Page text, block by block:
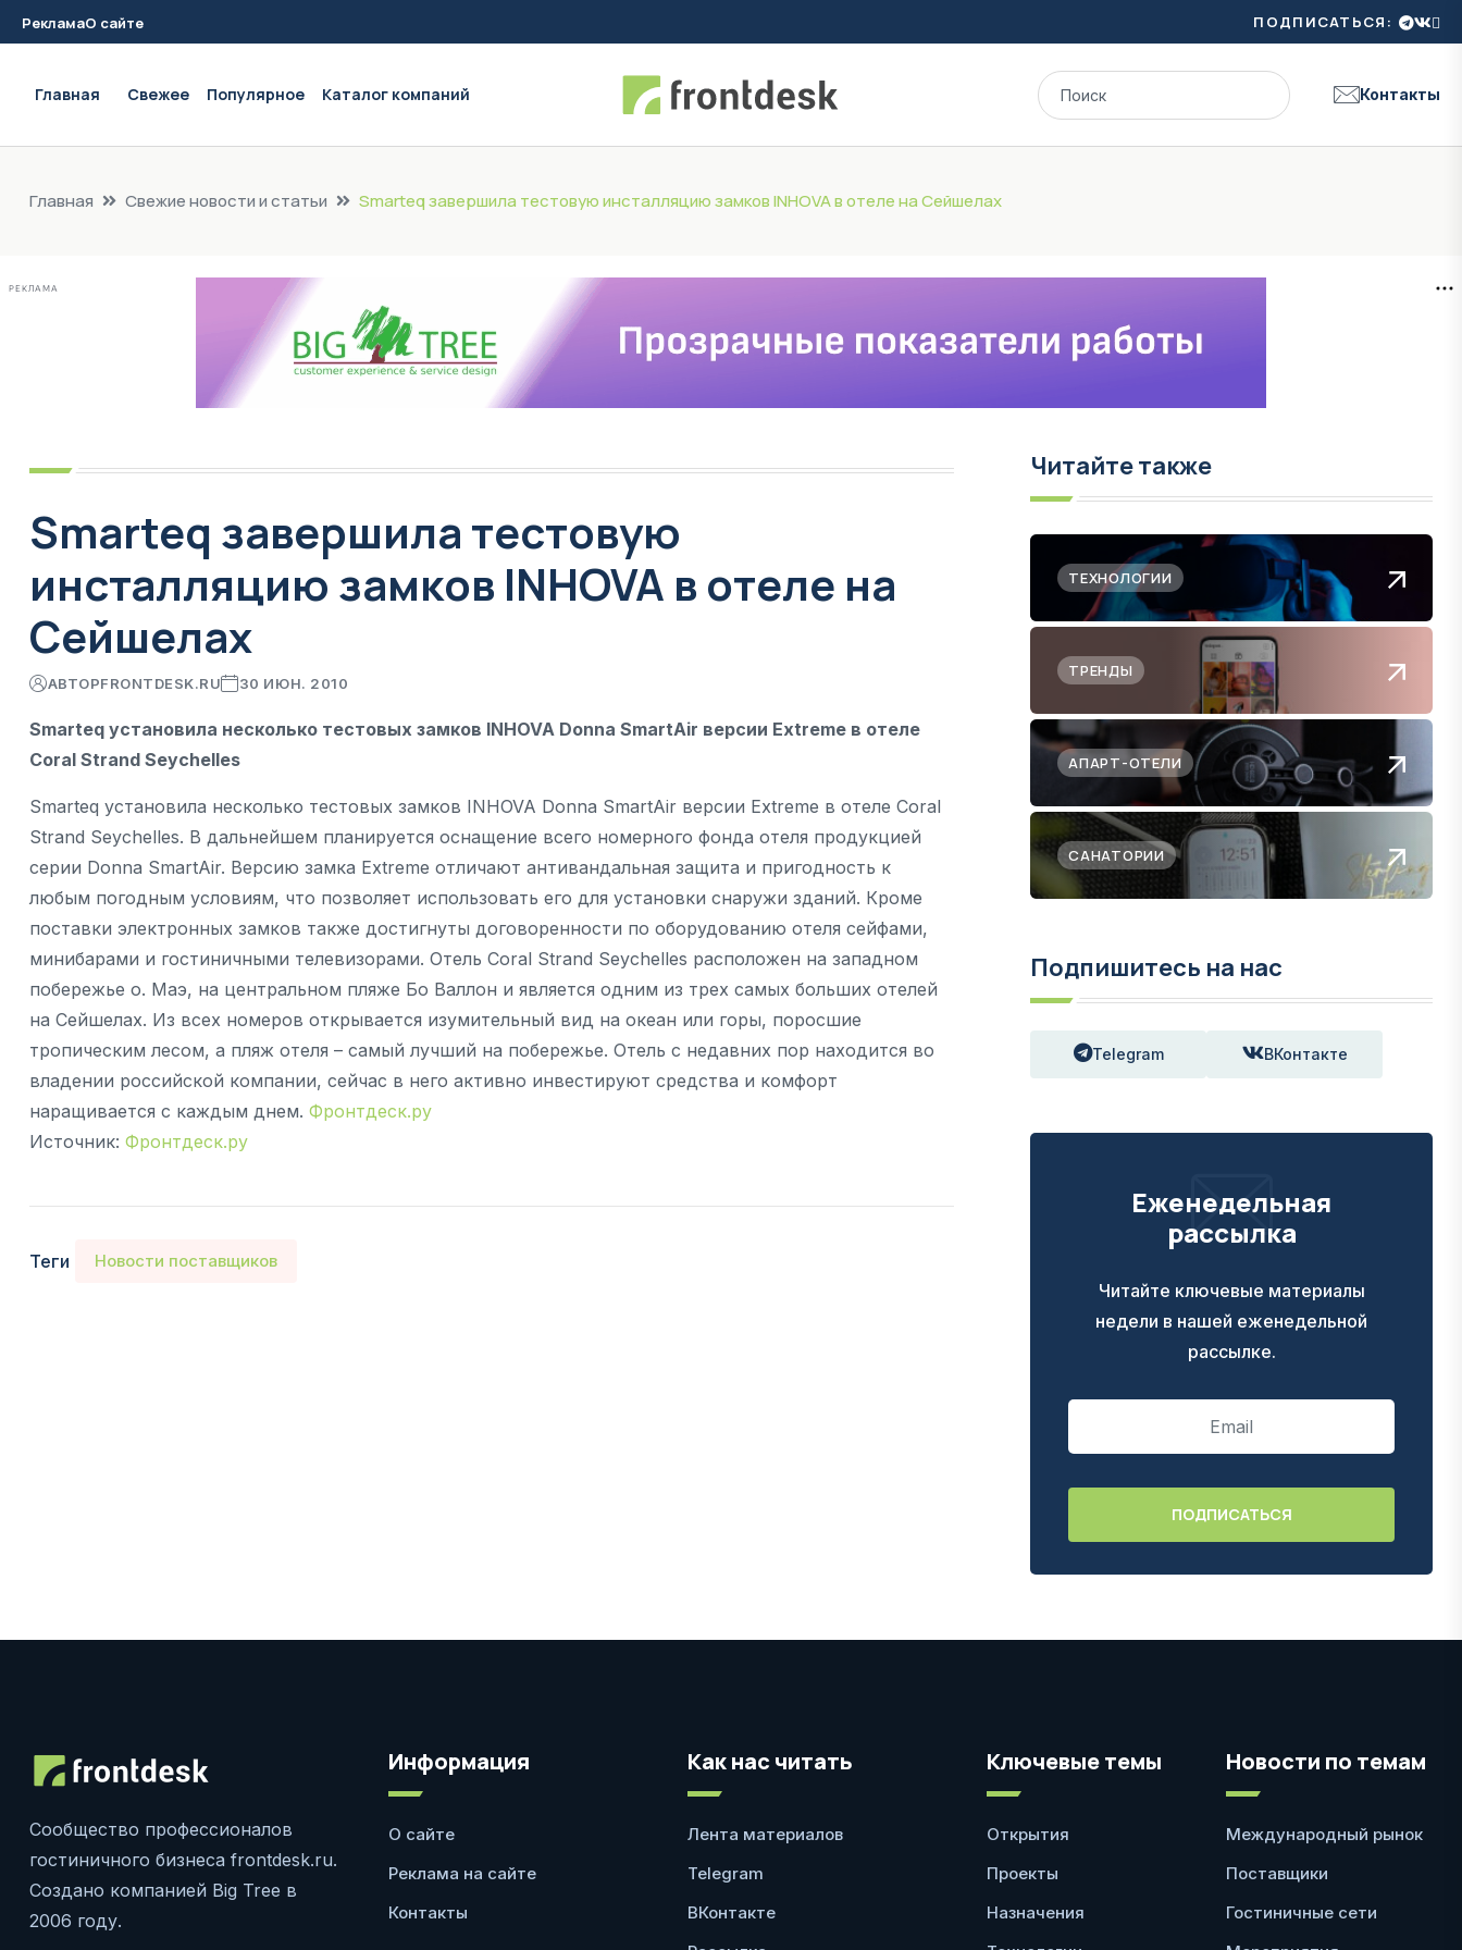
РекламаО сайте ПОДПИСАТЬСЯ:
Главная Свежее Популярное Каталог компаний Контакты
Главная Свежие новости и статьи Smarteq завершила тестовую инсталляцию замков INHOVA в отеле на Сейшелах
РЕКЛАМА
Smarteq завершила тестовую
инсталляцию замков INHOVA в отеле на
Сейшелах
АВТОРFRONTDESK.RU 30 ИЮН. 2010
Smarteq установила несколько тестовых замков INHOVA Donna SmartAir версии Extreme в отеле
Coral Strand Seychelles
Smarteq установила несколько тестовых замков INHOVA Donna SmartAir версии Extreme в отеле Coral
Strand Seychelles. В дальнейшем планируется оснащение всего номерного фонда отеля продукцией
серии Donna SmartAir. Версию замка Extreme отличают антивандальная защита и пригодность к
любым погодным условиям, что позволяет использовать его для установки снаружи зданий. Кроме
поставки электронных замков также достигнуты договоренности по оборудованию отеля сейфами,
минибарами и гостиничными телевизорами. Отель Coral Strand Seychelles расположен на западном
побережье о. Маэ, на центральном пляже Бо Валлон и является одним из трех самых больших отелей
на Сейшелах. Из всех номеров открывается изумительный вид на океан или горы, поросшие
тропическим лесом, а пляж отеля – самый лучший на побережье. Отель с недавних пор находится во
владении российской компании, сейчас в него активно инвестируют средства и комфорт
наращивается с каждым днем. Фронтдеск.ру
Источник: Фронтдеск.ру
Теги Новости поставщиков
Читайте также
ТЕХНОЛОГИИ
ТРЕНДЫ
АПАРТ-ОТЕЛИ
САНАТОРИИ
Подпишитесь на нас
Telegram ВКонтакте
Еженедельная
рассылка
Читайте ключевые материалы
недели в нашей еженедельной
рассылке.
Сообщество профессионалов
гостиничного бизнеса frontdesk.ru.
Создано компанией Big Tree в
2006 году.
Информация
О сайте
Реклама на сайте
Контакты
Как нас читать
Лента материалов
Telegram
ВКонтакте
Ключевые темы
Открытия
Проекты
Назначения
Новости по темам
Международный рынок
Поставщики
Гостиничные сети